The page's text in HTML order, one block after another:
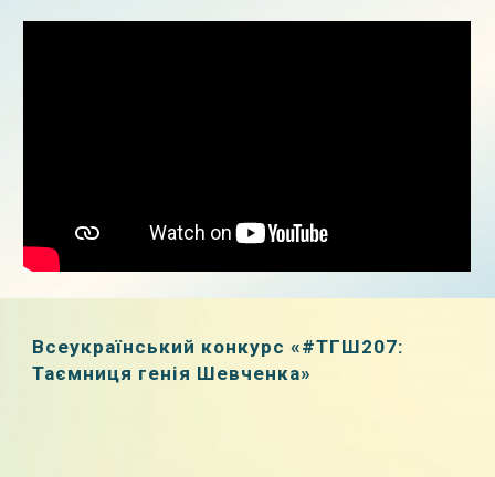
Всеукраїнський конкурс «#ТГШ207:
Таємниця генія Шевченка»